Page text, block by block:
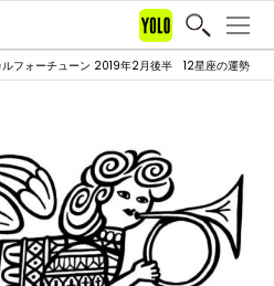
ルフォーチューン 2019年2月後半 12星座の運勢